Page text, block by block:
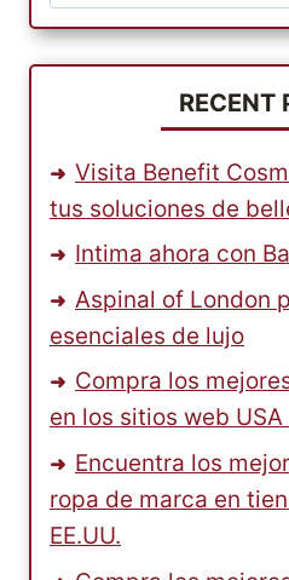
RECENT
Visita Benefit
tus soluciones de
Intima ahora con
Aspinal of London
esenciales de lujo
Compra los
en los sitios web
Encuentra los
ropa de marca en
EE.UU.